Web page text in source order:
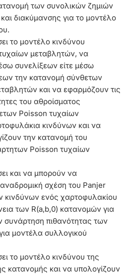
των συνολικών ζημιών
διακύμανσης για το μοντέλο
το μοντέλο κινδύνου
μεταβλητών, να
συνελίξεων είτε μέσω
την κατανομή σύνθετων
και να εφαρμόζουν τις
του αθροίσματος
Poisson τυχαίων
κινδύνων και να
την κατανομή του
Poisson τυχαίων
και να μπορούν να
σχέση του Panjer
κινδύνων ενός χαρτοφυλακίου
των R(a,b,0) κατανομών για
συνάρτηση πιθανότητας των
μοντέλα συλλογικού
το μοντέλο κινδύνου της
κατανομής και να υπολογίζουν